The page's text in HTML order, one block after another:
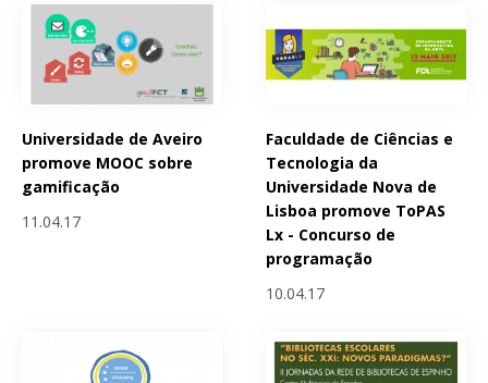
Universidade de Aveiro
promove MOOC sobre
gamificação
11.04.17
Faculdade de Ciências e
Tecnologia da
Universidade Nova de
Lisboa promove ToPAS
Lx - Concurso de
programação
10.04.17